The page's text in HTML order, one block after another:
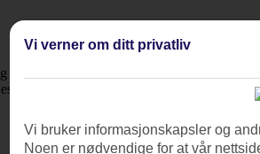
for å tilpasse reisen etter dine
ferie til Thessaloniki.
Vi verner om ditt privatliv
Vi bruker informasjonskapsler og
Noen er nødvendige for at vår